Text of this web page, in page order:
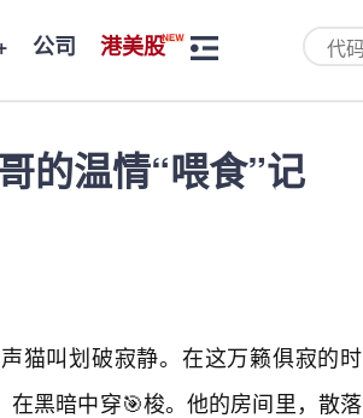
公司 港美股
的温情“喂食”记
猫叫划破寂静。在这万籁俱寂的时
黑暗中穿🎯梭。他的房间里，散落